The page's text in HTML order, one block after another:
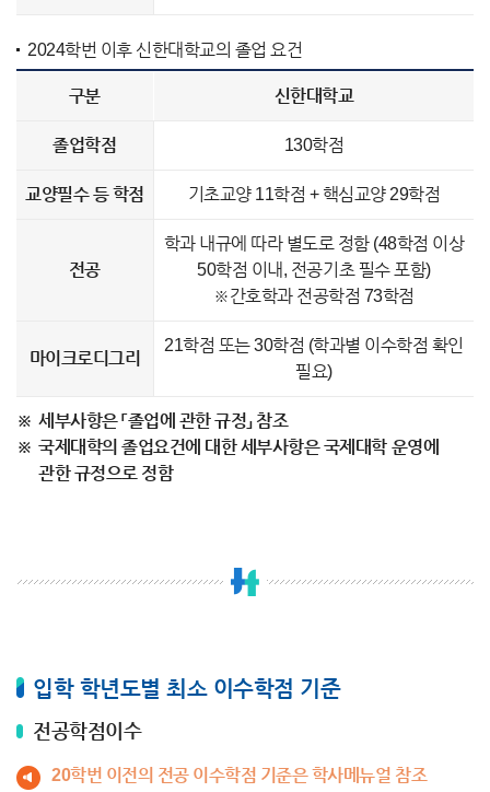
2024학번 이후 신한대학교의 졸업 요건
구분 신한대학교
졸업학점 130학점
교양필수 등 학점 기초교양 11학점 + 핵심교양 29학점
전공
학과 내규에 따라 별도로 정함 (48학점 이상
50학점 이내, 전공기초 필수 포함)
※간호학과 전공학점 73학점
마이크로디그리
21학점 또는 30학점 (학과별 이수학점 확인
필요)
세부사항은 「졸업에 관한 규정」 참조
국제대학의 졸업요건에 대한 세부사항은 국제대학 운영에
관한 규정으로 정함
입학 학년도별 최소 이수학점 기준
전공학점이수
20학번 이전의 전공 이수학점 기준은 학사메뉴얼 참조